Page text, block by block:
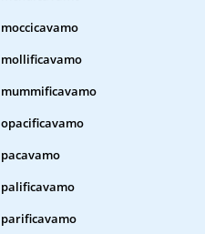
moccicavamo
mollificavamo
mummificavamo
opacificavamo
pacavamo
palificavamo
parificavamo